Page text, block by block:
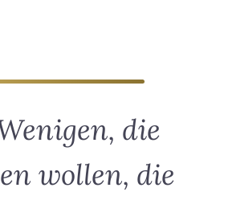
die
wollen, die